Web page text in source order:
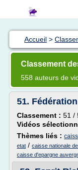
Accueil >
Classement
558 auteurs de
51.
Classement : 51 /
Vidéos
Thèmes liés :
etat / caisse nationale
caisse d'epargne